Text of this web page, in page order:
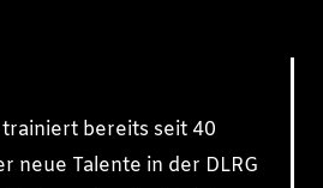
bereits seit 40
neue Talente in der DLRG